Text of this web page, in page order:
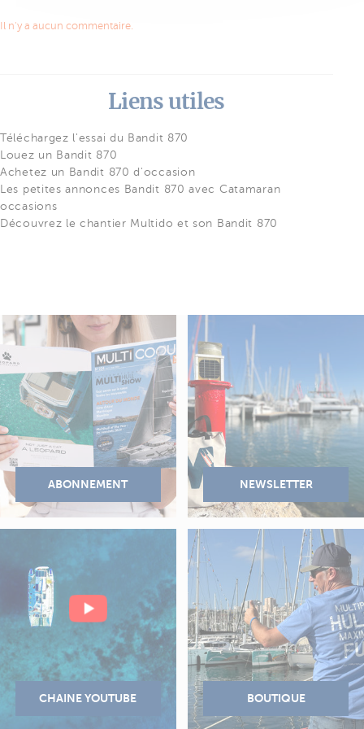
Il n'y a aucun commentaire.
Liens utiles
Téléchargez l'essai du Bandit 870
Louez un Bandit 870
Achetez un Bandit 870 d'occasion
Les petites annonces Bandit 870 avec Catamaran
occasions
Découvrez le chantier Multido et son Bandit 870